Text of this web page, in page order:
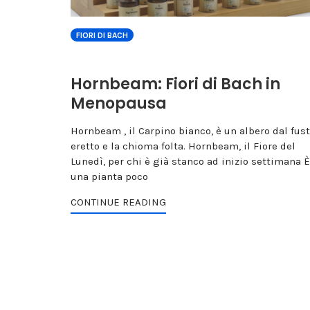
FIORI DI BACH
Hornbeam: Fiori di Bach in
Menopausa
Hornbeam , il Carpino bianco, è un albero dal
eretto e la chioma folta. Hornbeam, il Fiore del
Lunedì, per chi è già stanco ad inizio settimana È
una pianta poco
CONTINUE READING